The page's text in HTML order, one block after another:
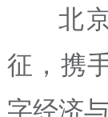
北
征，携
字经济